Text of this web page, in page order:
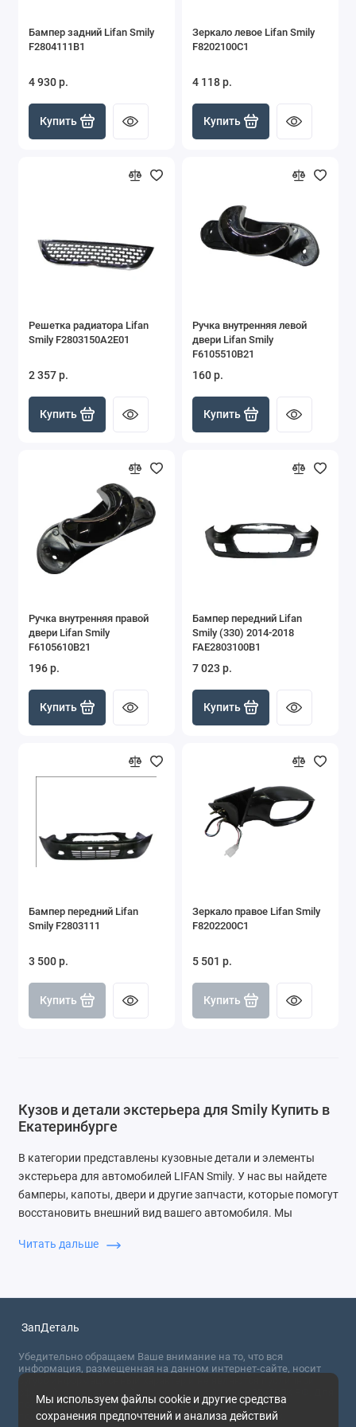
Бампер задний Lifan Smily
F2804111B1
4 930 р.
Купить
Зеркало левое Lifan Smily
F8202100C1
4 118 р.
Купить
Решетка радиатора Lifan
Smily F2803150A2E01
2 357 р.
Купить
Ручка внутренняя левой
двери Lifan Smily
F6105510B21
160 р.
Купить
Ручка внутренняя правой
двери Lifan Smily
F6105610B21
196 р.
Купить
Бампер передний Lifan
Smily (330) 2014-2018
FAE2803100B1
7 023 р.
Купить
Бампер передний Lifan
Smily F2803111
3 500 р.
Купить
Зеркало правое Lifan Smily
F8202200C1
5 501 р.
Купить
Кузов и детали экстерьера для Smily Купить в
Екатеринбурге
В категории представлены кузовные детали и элементы
экстерьера для автомобилей LIFAN Smily. У нас вы найдете
бамперы, капоты, двери и другие запчасти, которые помогут
восстановить внешний вид вашего автомобиля. Мы
ценам и с гарантией качества.
покупки и высокое качество запчастей. Наши клиенты
Читать дальше
Мы используем файлы cookie и другие средства
сохранения предпочтений и анализа действий
ЗапДеталь
Убедительно обращаем Ваше внимание на то, что вся
информация, размещенная на данном интернет-сайте, носит
сугубо информационный характер и не являются публичной
офертой, определяемой положениями Статьи 437 (2) ГК РФ. Для
получения точной информации о стоимости товаров,
пожалуйста, обращайтесь в ближайший офис продаж.